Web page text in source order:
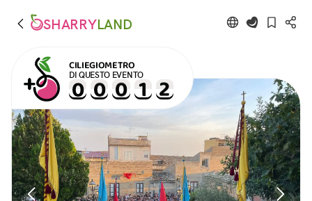
SHARRYLAND
CILIEGIOMETRO
DI QUESTO EVENTO